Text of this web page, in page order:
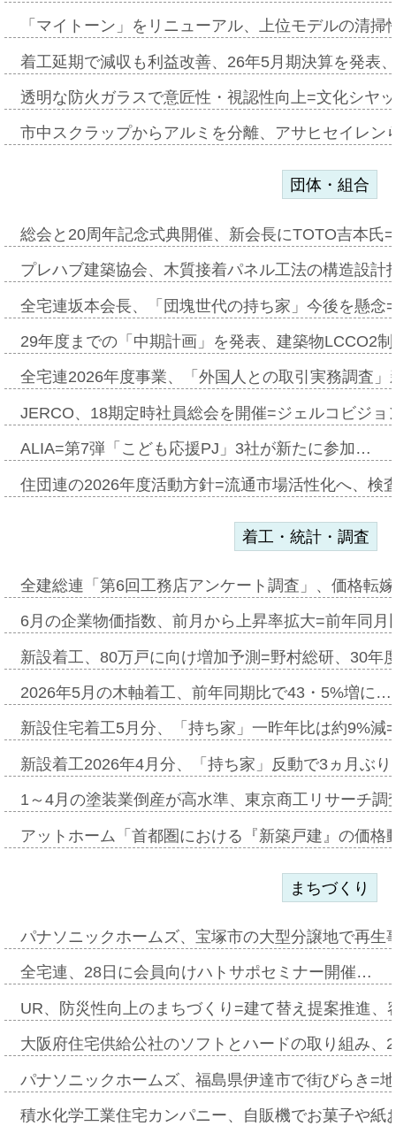
「マイトーン」をリニューアル、上位モデルの清
着工延期で減収も利益改善、26年5月期決算を発表
透明な防火ガラスで意匠性・視認性向上=文化シヤ
市中スクラップからアルミを分離、アサヒセイレ
団体・組合
総会と20周年記念式典開催、新会長にTOTO吉本氏
プレハブ建築協会、木質接着パネル工法の構造設
全宅連坂本会長、「団塊世代の持ち家」今後を懸
29年度までの「中期計画」を発表、建築物LCCO2
全宅連2026年度事業、「外国人との取引実務調査
JERCO、18期定時社員総会を開催=ジェルコビジ
ALIA=第7弾「こども応援PJ」3社が新たに参加…
住団連の2026年度活動方針=流通市場活性化へ、検
着工・統計・調査
全建総連「第6回工務店アンケート調査」、価格転
6月の企業物価指数、前月から上昇率拡大=前年同
新設着工、80万戸に向け増加予測=野村総研、30年
2026年5月の木軸着工、前年同期比で43・5%増に…
新設住宅着工5月分、「持ち家」一昨年比は約9%
新設着工2026年4月分、「持ち家」反動で3ヵ月ぶ
1～4月の塗装業倒産が高水準、東京商工リサーチ
アットホーム「首都圏における『新築戸建』の価
まちづくり
パナソニックホームズ、宝塚市の大型分譲地で再
全宅連、28日に会員向けハトサポセミナー開催…
UR、防災性向上のまちづくり=建て替え提案推進
大阪府住宅供給公社のソフトとハードの取り組み
パナソニックホームズ、福島県伊達市で街びらき=
積水化学工業住宅カンパニー、自販機でお菓子や